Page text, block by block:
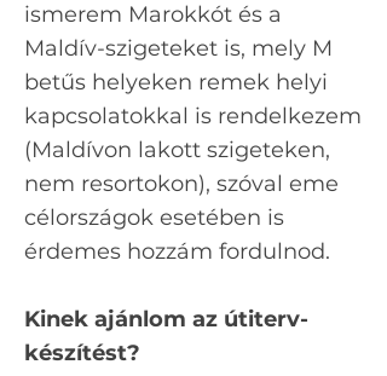
ismerem Marokkót és a
Maldív-szigeteket is, mely M
betűs helyeken remek helyi
kapcsolatokkal is rendelkezem
(Maldívon lakott szigeteken,
nem resortokon), szóval eme
célországok esetében is
érdemes hozzám fordulnod.
Kinek ajánlom az útiterv-
készítést?